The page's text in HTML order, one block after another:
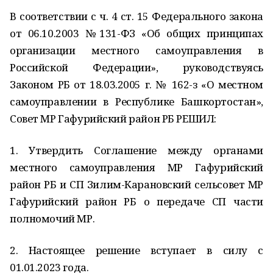
В соответствии с ч. 4 ст. 15 Федерального закона
от 06.10.2003 №131-ФЗ «Об общих принципах
организации местного самоуправления в
Российской Федерации», руководствуясь
Законом РБ от 18.03.2005 г. № 162-з «О местном
самоуправлении в Республике Башкортостан»,
Совет МР Гафурийский район РБ РЕШИЛ:
1. Утвердить Соглашение между органами
местного самоуправления МР Гафурийский
район РБ и СП Зилим-Карановский сельсовет МР
Гафурийский район РБ о передаче СП части
полномочий МР.
2. Настоящее решение вступает в силу с
01.01.2023 года.